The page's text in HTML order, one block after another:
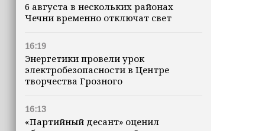
6 августа в нескольких районах
Чечни временно отключат свет
16:19
Энергетики провели урок
электробезопасности в Центре
творчества Грозного
16:13
«Партийный десант» оценил